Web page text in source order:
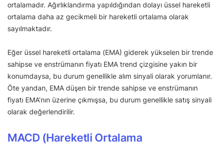
ortalamadır. Ağırlıklandırma yapıldığından dolayı üssel hareketli
ortalama daha az gecikmeli bir hareketli ortalama olarak
sayılmaktadır.
Eğer üssel hareketli ortalama (EMA) giderek yükselen bir trende
sahipse ve enstrümanın fiyatı EMA trend çizgisine yakın bir
konumdaysa, bu durum genellikle alım sinyali olarak yorumlanır.
Öte yandan, EMA düşen bir trende sahipse ve enstrümanın
fiyatı EMA’nın üzerine çıkmışsa, bu durum genellikle satış sinyali
olarak değerlendirilir.
MACD (Hareketli Ortalama